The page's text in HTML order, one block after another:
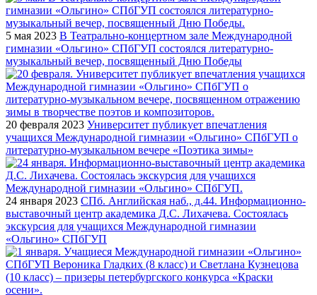
5 мая 2023 В Театрально-концертном зале Международной
гимназии «Ольгино» СПбГУП состоялся литературно-
музыкальный вечер, посвященный Дню Победы
20 февраля 2023 Университет публикует впечатления
учащихся Международной гимназии «Ольгино» СПбГУП о
литературно-музыкальном вечере «Поэтика зимы»
24 января 2023 СПб. Английская наб., д.44. Информационно-
выставочный центр академика Д.С. Лихачева. Состоялась
экскурсия для учащихся Международной гимназии
«Ольгино» СПбГУП